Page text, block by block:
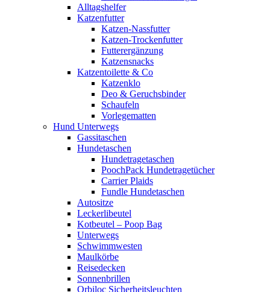
Alltagshelfer
Katzenfutter
Katzen-Nassfutter
Katzen-Trockenfutter
Futterergänzung
Katzensnacks
Katzentoilette & Co
Katzenklo
Deo & Geruchsbinder
Schaufeln
Vorlegematten
Hund Unterwegs
Gassitaschen
Hundetaschen
Hundetragetaschen
PoochPack Hundetragetücher
Carrier Plaids
Fundle Hundetaschen
Autositze
Leckerlibeutel
Kotbeutel – Poop Bag
Unterwegs
Schwimmwesten
Maulkörbe
Reisedecken
Sonnenbrillen
Orbiloc Sicherheitsleuchten